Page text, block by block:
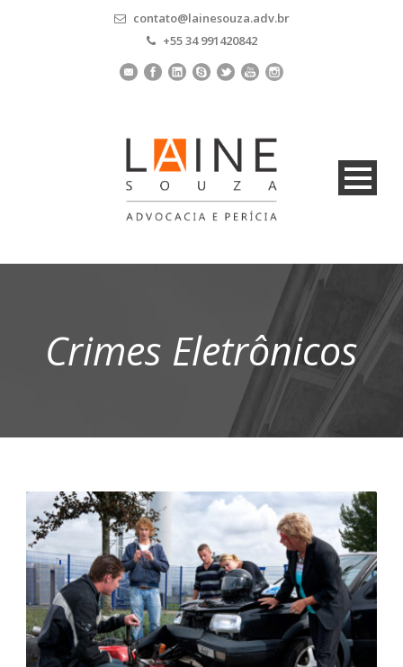
contato@lainesouza.adv.br
+55 34 991420842
Crimes Eletrônicos